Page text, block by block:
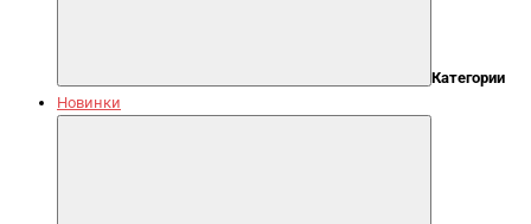
Категории
Новинки